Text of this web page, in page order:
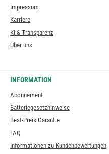
Impressum
Karriere
KI & Transparenz
Über uns
INFORMATION
Abonnement
Batteriegesetzhinweise
Best-Preis Garantie
FAQ
Informationen zu Kundenbewertungen